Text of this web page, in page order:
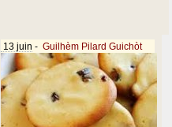
13 juin - Guilhèm Pilard Guichòt